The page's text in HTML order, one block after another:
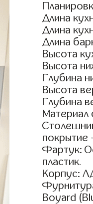
Длина
Длина
Длина
Высота
Высота
Глубина
Высота
Глубина
покрытие
Фартук:
пластик.
Корпус:
Boyard